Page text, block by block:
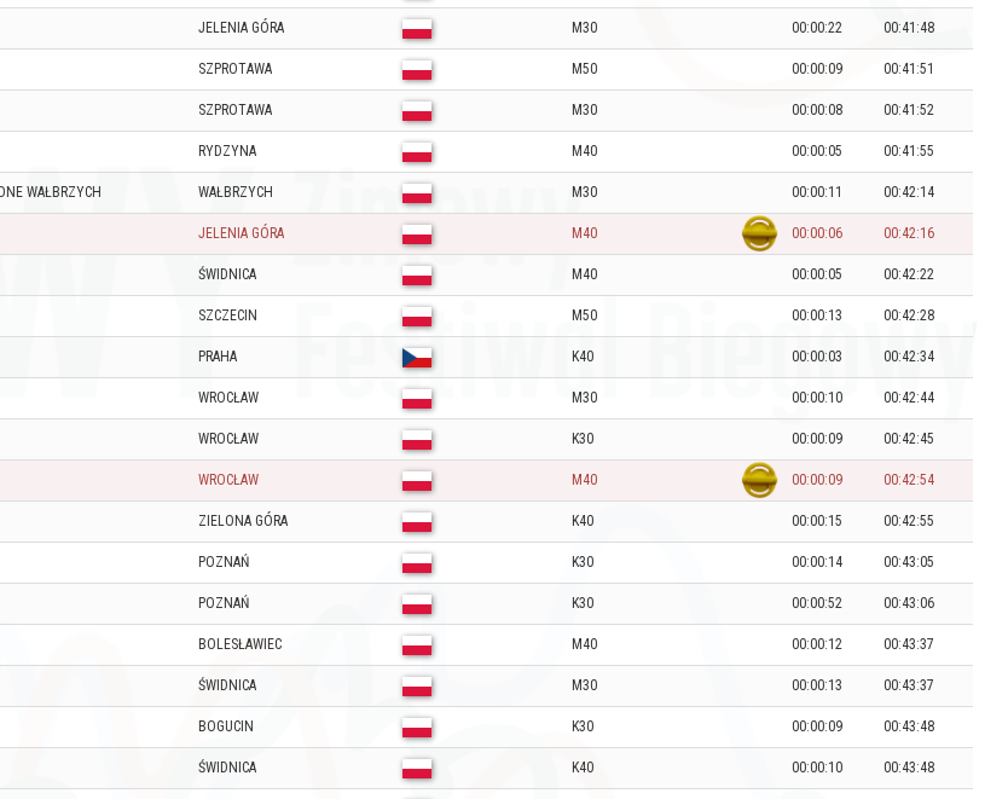
JELENIA GÓRA M30 00:00:22 00:41:48
SZPROTAWA M50 00:00:09 00:41:51
SZPROTAWA M30 00:00:08 00:41:52
RYDZYNA M40 00:00:05 00:41:55
WAŁBRZYCH WAŁBRZYCH M30 00:00:11 00:42:14
JELENIA GÓRA M40 00:00:06 00:42:16
ŚWIDNICA M40 00:00:05 00:42:22
SZCZECIN M50 00:00:13 00:42:28
PRAHA K40 00:00:03 00:42:34
WROCŁAW M30 00:00:10 00:42:44
WROCŁAW K30 00:00:09 00:42:45
WROCŁAW M40 00:00:09 00:42:54
ZIELONA GÓRA K40 00:00:15 00:42:55
POZNAŃ K30 00:00:14 00:43:05
POZNAŃ K30 00:00:52 00:43:06
BOLESŁAWIEC M40 00:00:12 00:43:37
ŚWIDNICA M30 00:00:13 00:43:37
BOGUCIN K30 00:00:09 00:43:48
ŚWIDNICA K40 00:00:10 00:43:48